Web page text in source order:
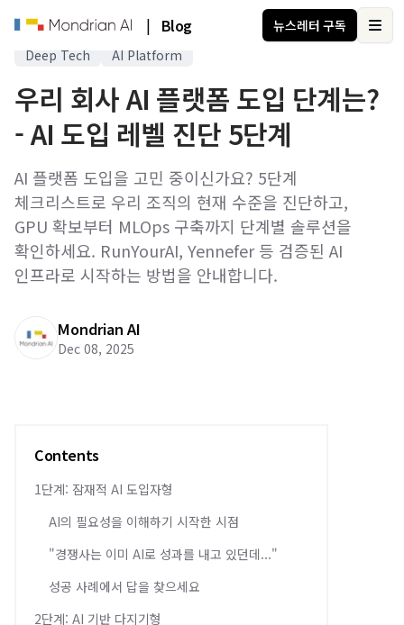
| Blog 뉴스레터 구독
Deep Tech AI Platform
우리 회사 AI 플랫폼 도입 단계는?
- AI 도입 레벨 진단 5단계
AI 플랫폼 도입을 고민 중이신가요? 5단계
체크리스트로 우리 조직의 현재 수준을 진단하고,
GPU 확보부터 MLOps 구축까지 단계별 솔루션을
확인하세요. RunYourAI, Yennefer 등 검증된 AI
인프라로 시작하는 방법을 안내합니다.
Mondrian AI
Dec 08, 2025
Contents
1단계: 잠재적 AI 도입자형
AI의 필요성을 이해하기 시작한 시점
"경쟁사는 이미 AI로 성과를 내고 있던데..."
성공 사례에서 답을 찾으세요
2단계: AI 기반 다지기형